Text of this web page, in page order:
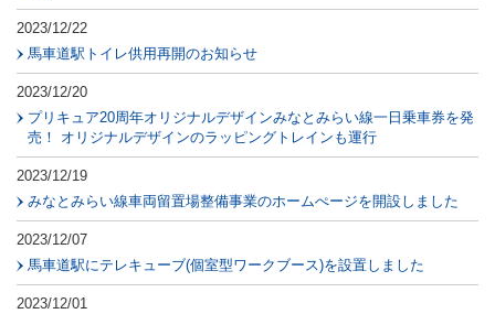
2023/12/22
馬車道駅トイレ供用再開のお知らせ
2023/12/20
プリキュア20周年オリジナルデザインみなとみらい線一日乗車券を発
売！ オリジナルデザインのラッピングトレインも運行
2023/12/19
みなとみらい線車両留置場整備事業のホームぺージを開設しました
2023/12/07
馬車道駅にテレキューブ(個室型ワークブース)を設置しました
2023/12/01